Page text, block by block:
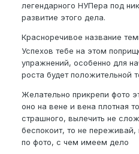
легендарного НУПера под
развитие этого дела.
Красноречивое название
Успехов тебе на этом
упражнений, особенно для
роста будет положительной
Желательно прикрепи фото
оно на вене и вена плотная
страшного, вылечить не
беспокоит, то не переживай,
по фото, с чем имеем дело